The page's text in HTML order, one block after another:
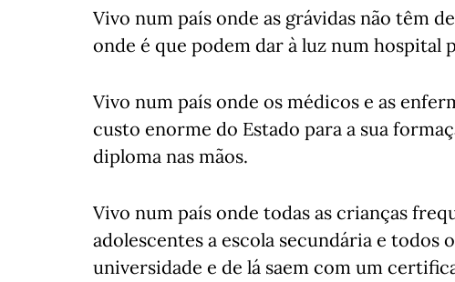
Vivo num país onde as grávidas não têm
onde é que podem dar à luz num hospital
Vivo num país onde os médicos e as
custo enorme do Estado para a sua
diploma nas mãos.
Vivo num país onde todas as crianças
adolescentes a escola secundária e todos
universidade e de lá saem com um